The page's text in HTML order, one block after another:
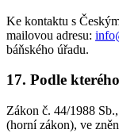
Ke kontaktu s
mailovou adresu:
báňského úřadu.
17. Podle
Zákon č. 44/1988
(horní zákon), ve